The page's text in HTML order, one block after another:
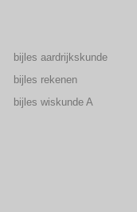
bijles aardrijkskunde
bijles rekenen
bijles wiskunde A